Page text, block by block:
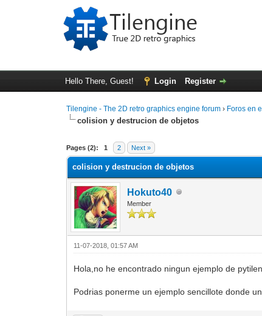
Hello There, Guest! Login Register
Tilengine - The 2D retro graphics engine forum › Foros en
colision y destrucion de objetos
Pages (2): 1 2 Next »
0 Vote(s) - 0 Average
1
2
3
4
5
colision y destrucion de objetos
Hokuto40
Member
11-07-2018, 01:57 AM
Hola,no he encontrado ningun ejemplo de
Podrias ponerme un ejemplo sencillote donde